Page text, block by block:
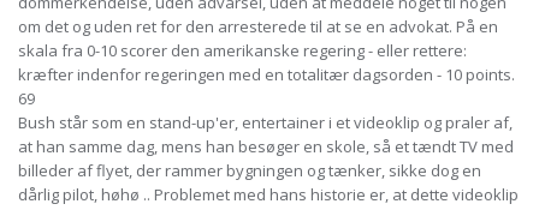
om det og uden ret for den arresterede til at se en advokat. På en
skala fra 0-10 scorer den amerikanske regering - eller rettere:
kræfter indenfor regeringen med en totalitær dagsorden - 10 points.
69
Bush står som en stand-up'er, entertainer i et videoklip og praler af,
at han samme dag, mens han besøger en skole, så et tændt TV med
billeder af flyet, der rammer bygningen og tænker, sikke dog en
dårlig pilot, høhø .. Problemet med hans historie er, at dette videoklip